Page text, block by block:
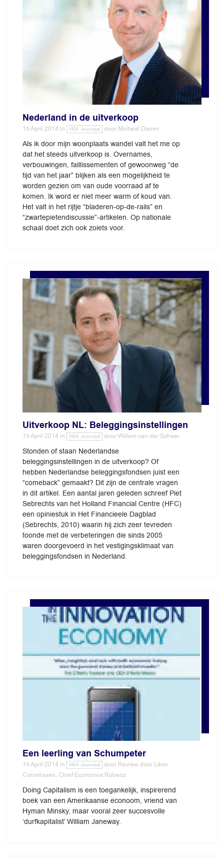
Nederland in de uitverkoop
15 April 2014 in VBA Journaal door Micheal Damm
Als ik door mijn woonplaats wandel valt het me op
dat het steeds uitverkoop is. Overnames,
verbouwingen, faillissementen of gewoonweg “de
tijd van het jaar” blijken als een mogelijkheid te
worden gezien om van oude voorraad af te
komen. Ik word er niet meer warm of koud van.
Het valt in het rijtje “bladeren-op-de-rails” en
“zwartepietendiscussie”-artikelen. Op nationale
schaal doet zich ook zoiets voor.
Uitverkoop NL: Beleggingsinstellingen
15 April 2014 in VBA Journaal doorWillem van der Scheer
Stonden of staan Nederlandse
beleggingsinstellingen in de uitverkoop? Of
hebben Nederlandse beleggingsfondsen juist een
“comeback” gemaakt? Dit zijn de centrale vragen
in dit artikel. Een aantal jaren geleden schreef Piet
Sebrechts van het Holland Financial Centre (HFC)
een opiniestuk in Het Financieele Dagblad
(Sebrechts, 2010) waarin hij zich zeer tevreden
toonde met de verbeteringen die sinds 2005
waren doorgevoerd in het vestigingsklimaat van
beleggingsfondsen in Nederland.
Een leerling van Schumpeter
15 April 2014 in VBA Journaal door Review door Léon
Cornelissen, Chief Economist Robeco
Doing Capitalism is een toegankelijk, inspirerend
boek van een Amerikaanse econoom, vriend van
Hyman Minsky, maar vooral zeer succesvolle
‘durfkapitalist’ William Janeway.